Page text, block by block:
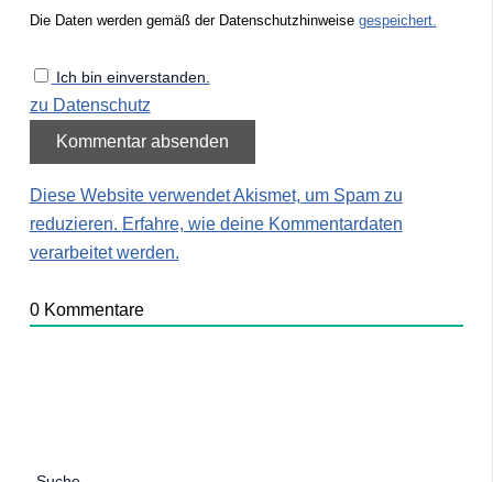
Die Daten werden gemäß der Datenschutzhinweise gespeichert.
Ich bin einverstanden.
zu Datenschutz
Diese Website verwendet Akismet, um Spam zu
reduzieren. Erfahre, wie deine Kommentardaten
verarbeitet werden.
0Kommentare